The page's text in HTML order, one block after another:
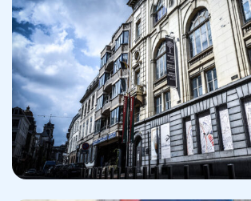
Le musée Art et Histoire de Bruxelles vous
voyage autour du monde. En effet, momies,
de l’Île de Pâques, totems indiens, et
colombiennes vous […]